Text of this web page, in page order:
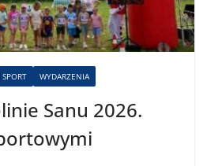
SPORT WYDARZENIA
Sanu 2026.